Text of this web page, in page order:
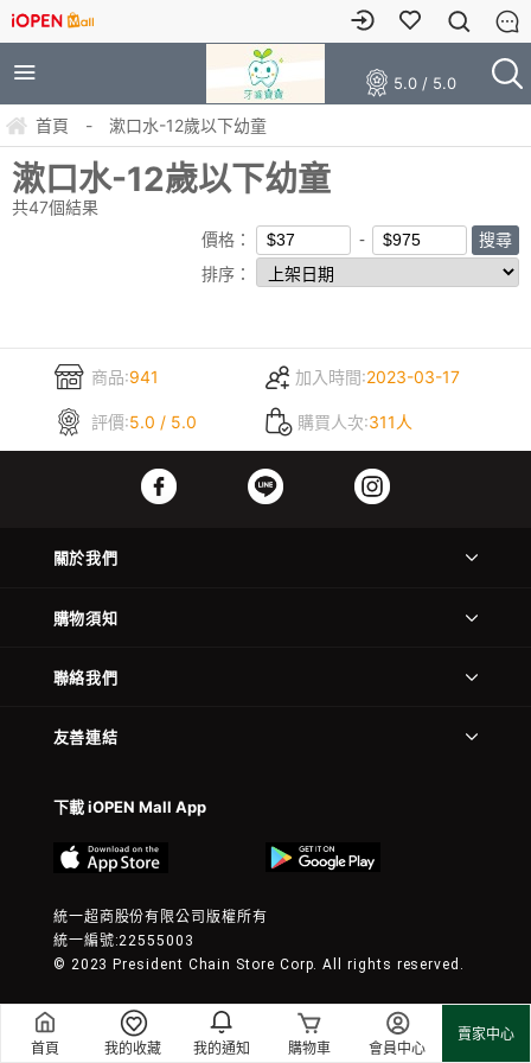
首頁 我的收藏 我的通知 購物車 會員中心
賣家中心
5.0 / 5.0
首頁 - 漱口水-12歲以下幼童
漱口水-12歲以下幼童
共47個結果
價格：
排序：
商品:941 加入時間:2023-03-17
評價:5.0 / 5.0 購買人次:311人
關於我們
購物須知
聯絡我們
友善連結
下載 iOPEN Mall App
統一超商股份有限公司版權所有
統一編號:22555003
© 2023 President Chain Store Corp. All rights reserved.